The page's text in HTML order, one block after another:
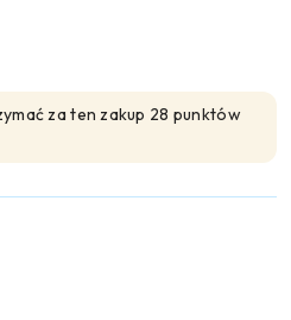
za ten zakup 28 punktów